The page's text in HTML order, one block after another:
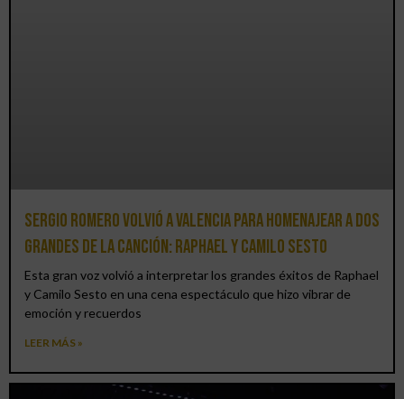
Sergio Romero volvió a Valencia para homenajear a dos
grandes de la canción: Raphael y Camilo Sesto
Esta gran voz volvió a interpretar los grandes éxitos de Raphael
y Camilo Sesto en una cena espectáculo que hizo vibrar de
emoción y recuerdos
LEER MÁS »